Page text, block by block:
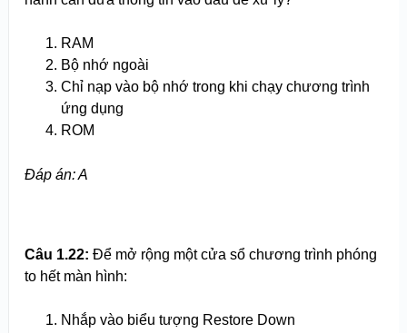
RAM
Bộ nhớ ngoài
Chỉ nạp vào bộ nhớ trong khi chạy chương trình
ứng dụng
ROM
Đáp án: A
Câu 1.22: Để mở rộng một cửa sổ chương trình phóng
to hết màn hình:
Nhắp vào biểu tượng Restore Down